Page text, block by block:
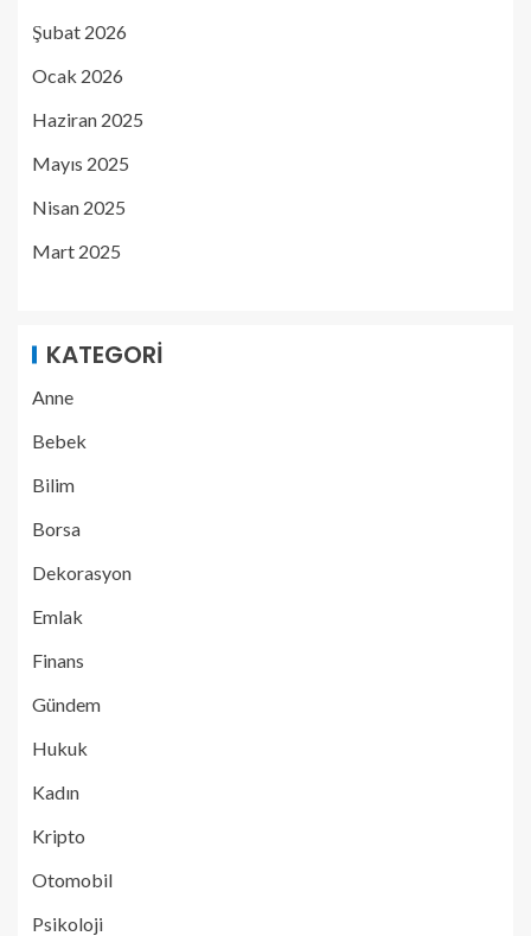
Şubat 2026
Ocak 2026
Haziran 2025
Mayıs 2025
Nisan 2025
Mart 2025
KATEGORI
Anne
Bebek
Bilim
Borsa
Dekorasyon
Emlak
Finans
Gündem
Hukuk
Kadın
Kripto
Otomobil
Psikoloji